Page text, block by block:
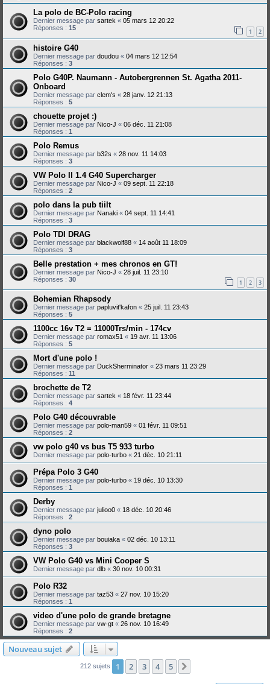
La polo de BC-Polo racing
Dernier message par sartek « 05 mars 12 20:22
Réponses : 15 1 2
histoire G40
Dernier message par doudou « 04 mars 12 12:54
Réponses : 3
Polo G40P. Naumann - Autobergrennen St. Agatha 2011-
Onboard
Dernier message par clem's « 28 janv. 12 21:13
Réponses : 5
chouette projet :)
Dernier message par Nico-J « 06 déc. 11 21:08
Réponses : 1
Polo Remus
Dernier message par b32s « 28 nov. 11 14:03
Réponses : 3
VW Polo II 1.4 G40 Supercharger
Dernier message par Nico-J « 09 sept. 11 22:18
Réponses : 2
polo dans la pub tiilt
Dernier message par Nanaki « 04 sept. 11 14:41
Réponses : 3
Polo TDI DRAG
Dernier message par blackwolf88 « 14 août 11 18:09
Réponses : 3
Belle prestation + mes chronos en GT!
Dernier message par Nico-J « 28 juil. 11 23:10
Réponses : 30 1 2 3
Bohemian Rhapsody
Dernier message par papluvit'kafon « 25 juil. 11 23:43
Réponses : 5
1100cc 16v T2 = 11000Trs/min - 174cv
Dernier message par romax51 « 19 avr. 11 13:06
Réponses : 5
Mort d'une polo !
Dernier message par DuckSherminator « 23 mars 11 23:29
Réponses : 11
brochette de T2
Dernier message par sartek « 18 févr. 11 23:44
Réponses : 4
Polo G40 découvrable
Dernier message par polo-man59 « 01 févr. 11 09:51
Réponses : 2
vw polo g40 vs bus T5 933 turbo
Dernier message par polo-turbo « 21 déc. 10 21:11
Prépa Polo 3 G40
Dernier message par polo-turbo « 19 déc. 10 13:30
Réponses : 1
Derby
Dernier message par julioo0 « 18 déc. 10 20:46
Réponses : 2
dyno polo
Dernier message par bouiaka « 02 déc. 10 13:11
Réponses : 3
VW Polo G40 vs Mini Cooper S
Dernier message par dlb « 30 nov. 10 00:31
Polo R32
Dernier message par taz53 « 27 nov. 10 15:20
Réponses : 1
video d'une polo de grande bretagne
Dernier message par vw-gt « 26 nov. 10 16:49
Réponses : 2
Nouveau sujet
212 sujets 1 2 3 4 5